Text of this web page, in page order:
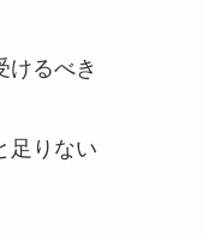
けるべき
足りない